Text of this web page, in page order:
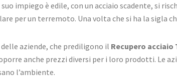
impiego è edile, con un acciaio scadente, si
per un terremoto. Una volta che si ha la sigla
aziende, che prediligono il Recupero acciaio
anche prezzi diversi per i loro prodotti. Le
l’ambiente.